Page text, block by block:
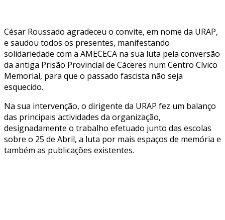
César Roussado agradeceu o convite, em nome da URAP,
e saudou todos os presentes, manifestando
solidariedade com a AMECECA na sua luta pela conversão
da antiga Prisão Provincial de Cáceres num Centro Cívico
Memorial, para que o passado fascista não seja
esquecido.
Na sua intervenção, o dirigente da URAP fez um balanço
das principais actividades da organização,
designadamente o trabalho efetuado junto das escolas
sobre o 25 de Abril, a luta por mais espaços de memória e
também as publicações existentes.